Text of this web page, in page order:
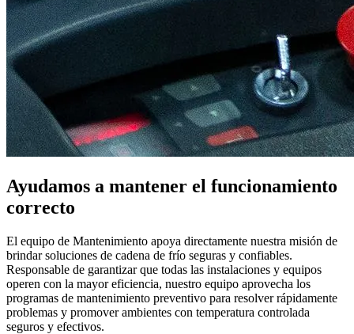
Ayudamos a mantener el funcionamiento
correcto
El equipo de Mantenimiento apoya directamente nuestra misión de
brindar soluciones de cadena de frío seguras y confiables.
Responsable de garantizar que todas las instalaciones y equipos
operen con la mayor eficiencia, nuestro equipo aprovecha los
programas de mantenimiento preventivo para resolver rápidamente
problemas y promover ambientes con temperatura controlada
seguros y efectivos.